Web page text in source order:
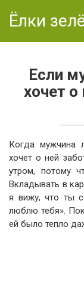
Ёлки
Если
хочет о
Когда мужчина
хочет о ней
утром, потому
Вкладывать в
я вижу, что ты
люблю тебя».
ей было тепло